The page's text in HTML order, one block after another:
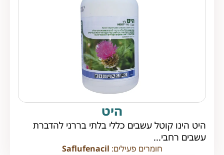
היט
היט הינו קוטל עשבים כללי בלתי בררני להדברת
עשבים רחבי...
חומרים פעילים: Saflufenacil